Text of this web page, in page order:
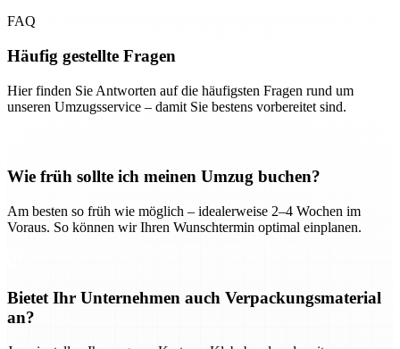
FAQ
Häufig gestellte Fragen
Hier finden Sie Antworten auf die häufigsten Fragen rund um
unseren Umzugsservice – damit Sie bestens vorbereitet sind.
Wie früh sollte ich meinen Umzug buchen?
Am besten so früh wie möglich – idealerweise 2–4 Wochen im
Voraus. So können wir Ihren Wunschtermin optimal einplanen.
Bietet Ihr Unternehmen auch Verpackungsmaterial
an?